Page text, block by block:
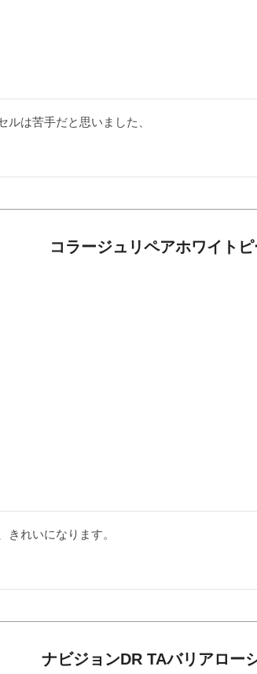
は苦手だと思いました、
コラージュリペアホワイト
れいになります。
ナビジョンDR TAバリアロー